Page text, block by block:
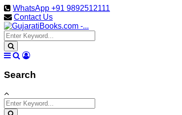
WhatsApp +91 9892512111
Contact Us
Search